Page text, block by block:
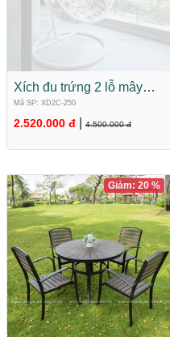
Xích đu trứng 2 lỗ mây
nhựa nhập khẩu XD2C-
250
Mã SP: XD2C-250
2.520.000 đ 4.500.000 đ
Giảm: 20 %